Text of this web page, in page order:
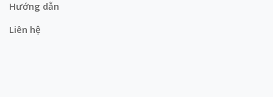
Hướng dẫn
Liên hệ